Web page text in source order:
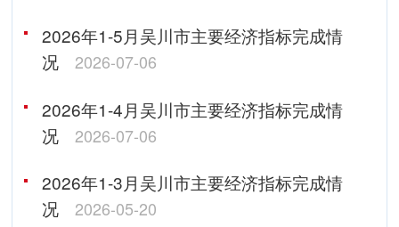
2026年1-5月吴川市主要经济指标完成情
况
2026-07-06
2026年1-4月吴川市主要经济指标完成情
况
2026-07-06
2026年1-3月吴川市主要经济指标完成情
况
2026-05-20